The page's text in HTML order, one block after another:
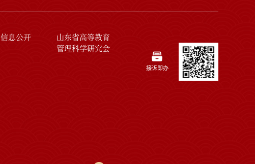
信息公开
山东省高等教育
管理科学研究会
接诉即办